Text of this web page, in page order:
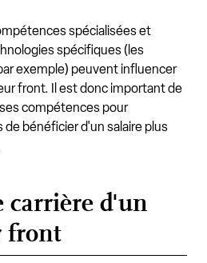
spécialisées et
spécifiques (les
exemple) peuvent influencer
front. Il est donc important de
compétences pour
bénéficier d'un salaire plus
carrière d'un
front